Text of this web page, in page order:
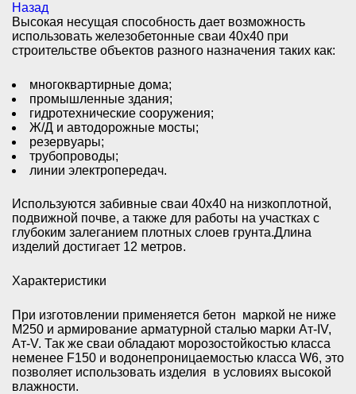
Назад
Высокая несущая способность дает возможность
использовать железобетонные сваи 40х40 при
строительстве объектов разного назначения таких как:
многоквартирные дома;
промышленные здания;
гидротехнические сооружения;
Ж/Д и автодорожные мосты;
резервуары;
трубопроводы;
линии электропередач.
Используются забивные сваи 40х40 на низкоплотной,
подвижной почве, а также для работы на участках с
глубоким залеганием плотных слоев грунта.Длина
изделий достигает 12 метров.
Характеристики
При изготовлении применяется бетон маркой не ниже
М250 и армирование арматурной сталью марки Aт-IV,
Aт-V. Так же сваи обладают морозостойкостью класса
неменее F150 и водонепроницаемостью класса W6, это
позволяет использовать изделия в условиях высокой
влажности.